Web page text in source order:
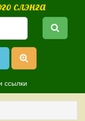
слэнга
ссылки